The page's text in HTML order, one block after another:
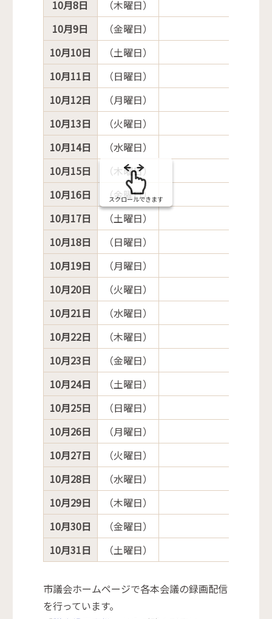
10月8日
（木曜日）
10月9日
（金曜日）
10月10日
（土曜日）
10月11日
（日曜日）
10月12日
（月曜日）
10月13日
（火曜日）
10月14日
（水曜日）
10月15日
（木曜日）
10月16日
（金曜日）
10月17日
（土曜日）
10月18日
（日曜日）
10月19日
（月曜日）
10月20日
（火曜日）
10月21日
（水曜日）
10月22日
（木曜日）
10月23日
（金曜日）
10月24日
（土曜日）
10月25日
（日曜日）
10月26日
（月曜日）
10月27日
（火曜日）
10月28日
（水曜日）
10月29日
（木曜日）
10月30日
（金曜日）
10月31日
（土曜日）
スクロールできます
市議会ホームページで各本会議の録画配信
を行っています。